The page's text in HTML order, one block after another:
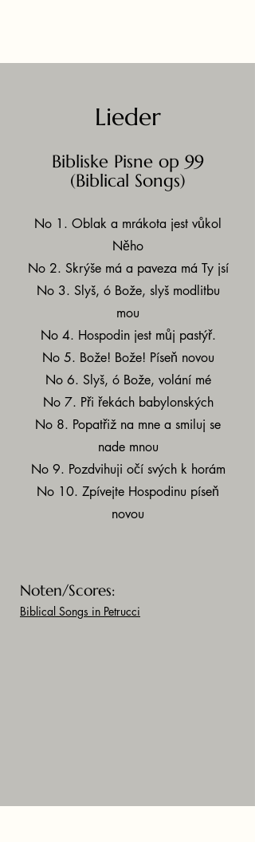
Lieder
Bibliske Pisne op 99
(Biblical Songs)
No 1. Oblak a mrákota jest vůkol
Něho
No 2. Skrýše má a paveza má Ty jsí
No 3. Slyš, ó Bože, slyš modlitbu
mou
No 4. Hospodin jest můj pastýř.
No 5. Bože! Bože! Píseň novou
No 6. Slyš, ó Bože, volání mé
No 7. Při řekách babylonských
No 8. Popatřiž na mne a smiluj se
nade mnou
No 9. Pozdvihuji očí svých k horám
No 10. Zpívejte Hospodinu píseň
novou
Noten/Scores:
Biblical Songs in Petrucci